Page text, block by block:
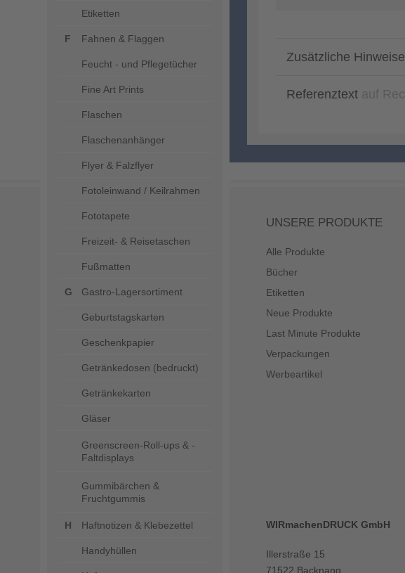
Etiketten
Fahnen & Flaggen
Feucht - und Pflegetücher
Fine Art Prints
Flaschen
Flaschenanhänger
Flyer & Falzflyer
Fotoleinwand / Keilrahmen
Fototapete
Freizeit- & Reisetaschen
Fußmatten
Gastro-Lagersortiment
Geburtstagskarten
Geschenkpapier
Getränkedosen (bedruckt)
Getränkekarten
Gläser
Greenscreen-Roll-ups & -
Faltdisplays
Gummibärchen &
Fruchtgummis
Haftnotizen & Klebezettel
Handyhüllen
Zusätzliche Hinweise
Referenztext
UNSERE PRODUKTE
Alle Produkte
Bücher
Etiketten
Neue Produkte
Last Minute Produkte
Verpackungen
Werbeartikel
WIRmachenDRUCK GmbH
Illerstraße 15
71522 Backnang